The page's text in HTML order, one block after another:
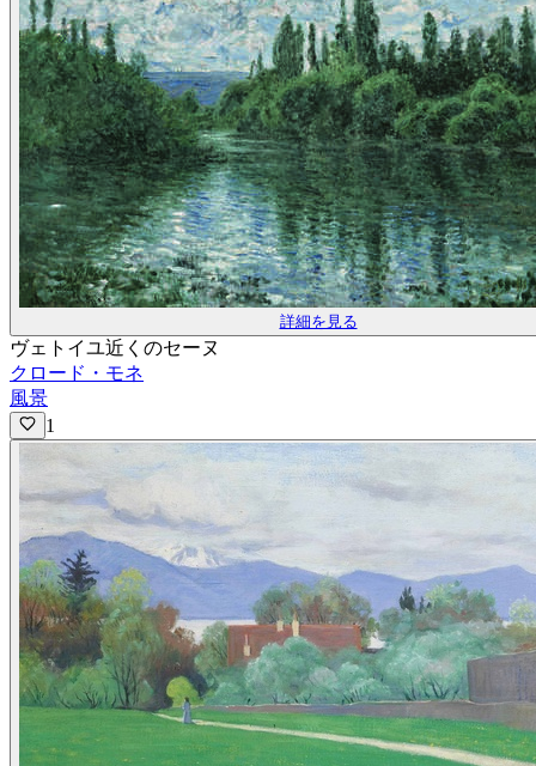
詳細を見る
ヴェトイユ近くのセーヌ
クロード・モネ
風景
1